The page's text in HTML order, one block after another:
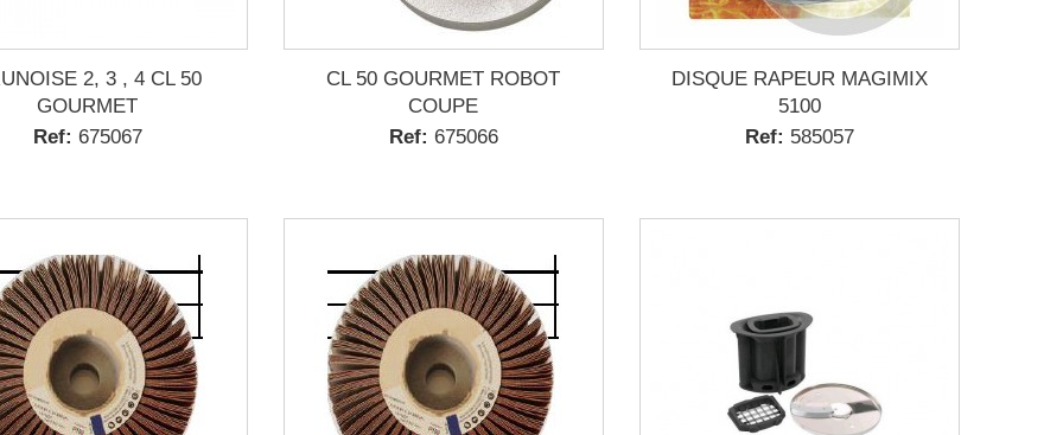
2, 3 , 4 CL 50
GOURMET
Ref: 675067
CL 50 GOURMET ROBOT
COUPE
Ref: 675066
DISQUE RAPEUR MAGIMIX
5100
Ref: 585057